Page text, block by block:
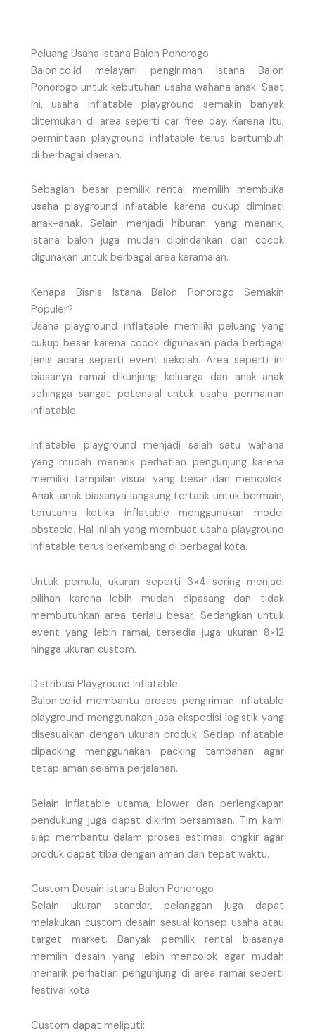
Peluang Usaha Istana Balon Ponorogo
Balon.co.id melayani pengiriman Istana Balon
Ponorogo untuk kebutuhan usaha wahana anak. Saat
ini, usaha inflatable playground semakin banyak
ditemukan di area seperti car free day. Karena itu,
permintaan playground inflatable terus bertumbuh
di berbagai daerah.
Sebagian besar pemilik rental memilih membuka
usaha playground inflatable karena cukup diminati
anak-anak. Selain menjadi hiburan yang menarik,
istana balon juga mudah dipindahkan dan cocok
digunakan untuk berbagai area keramaian.
Kenapa Bisnis Istana Balon Ponorogo Semakin
Populer?
Usaha playground inflatable memiliki peluang yang
cukup besar karena cocok digunakan pada berbagai
jenis acara seperti event sekolah. Area seperti ini
biasanya ramai dikunjungi keluarga dan anak-anak
sehingga sangat potensial untuk usaha permainan
inflatable.
Inflatable playground menjadi salah satu wahana
yang mudah menarik perhatian pengunjung karena
memiliki tampilan visual yang besar dan mencolok.
Anak-anak biasanya langsung tertarik untuk bermain,
terutama ketika inflatable menggunakan model
obstacle. Hal inilah yang membuat usaha playground
inflatable terus berkembang di berbagai kota.
Untuk pemula, ukuran seperti 3×4 sering menjadi
pilihan karena lebih mudah dipasang dan tidak
membutuhkan area terlalu besar. Sedangkan untuk
event yang lebih ramai, tersedia juga ukuran 8×12
hingga ukuran custom.
Distribusi Playground Inflatable
Balon.co.id membantu proses pengiriman inflatable
playground menggunakan jasa ekspedisi logistik yang
disesuaikan dengan ukuran produk. Setiap inflatable
dipacking menggunakan packing tambahan agar
tetap aman selama perjalanan.
Selain inflatable utama, blower dan perlengkapan
pendukung juga dapat dikirim bersamaan. Tim kami
siap membantu dalam proses estimasi ongkir agar
produk dapat tiba dengan aman dan tepat waktu.
Custom Desain Istana Balon Ponorogo
Selain ukuran standar, pelanggan juga dapat
melakukan custom desain sesuai konsep usaha atau
target market. Banyak pemilik rental biasanya
memilih desain yang lebih mencolok agar mudah
menarik perhatian pengunjung di area ramai seperti
festival kota.
Custom dapat meliputi: